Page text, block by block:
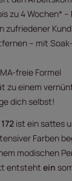
zu 4 Wochen*
zufriedener
– mit
freie Formel
zu einem
dich selbst!
ist ein sattes
Farben
modischen
entsteht ein